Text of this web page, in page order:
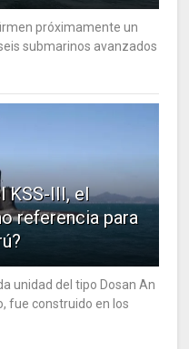
próximamente un
submarinos avanzados
KSS-III, el
referencia para
unidad del tipo Dosan An
fue construido en los